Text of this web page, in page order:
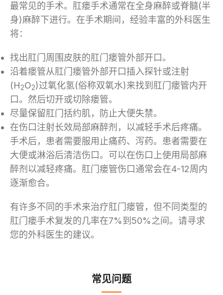
最常见的手术。肛瘘手术通常在全身麻醉或脊髓(半
身)麻醉下进行。在手术期间，经验丰富的外科医生
将：
找出肛门周围皮肤的肛门瘘管外部开口。
沿着瘘管从肛门瘘管外部开口插入探针或注射
(H2O2)过氧化氢(俗称双氧水)来找到肛门瘘管内开
口。然后切开或切除瘘管。
尽量保留肛门括约肌，防止大便失禁。
在伤口注射长效局部麻醉剂，以减轻手术后疼痛。
手术后，患者需要服用止痛药、泻药。患者需要在
大便或淋浴后清洁伤口。可以在伤口上使用局部麻
醉剂以减轻疼痛。肛门瘘管伤口通常会在4-12周内
逐渐愈合。
有许多不同的手术来治疗肛门瘘管，但不同类型的
肛门瘘手术复发的几率在7%到50%之间。请寻求
您的外科医生的建议。
常见问题